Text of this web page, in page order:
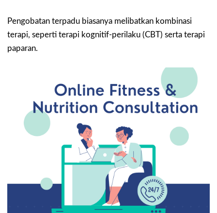
Pengobatan terpadu biasanya melibatkan kombinasi
terapi, seperti terapi kognitif-perilaku (CBT) serta terapi
paparan.